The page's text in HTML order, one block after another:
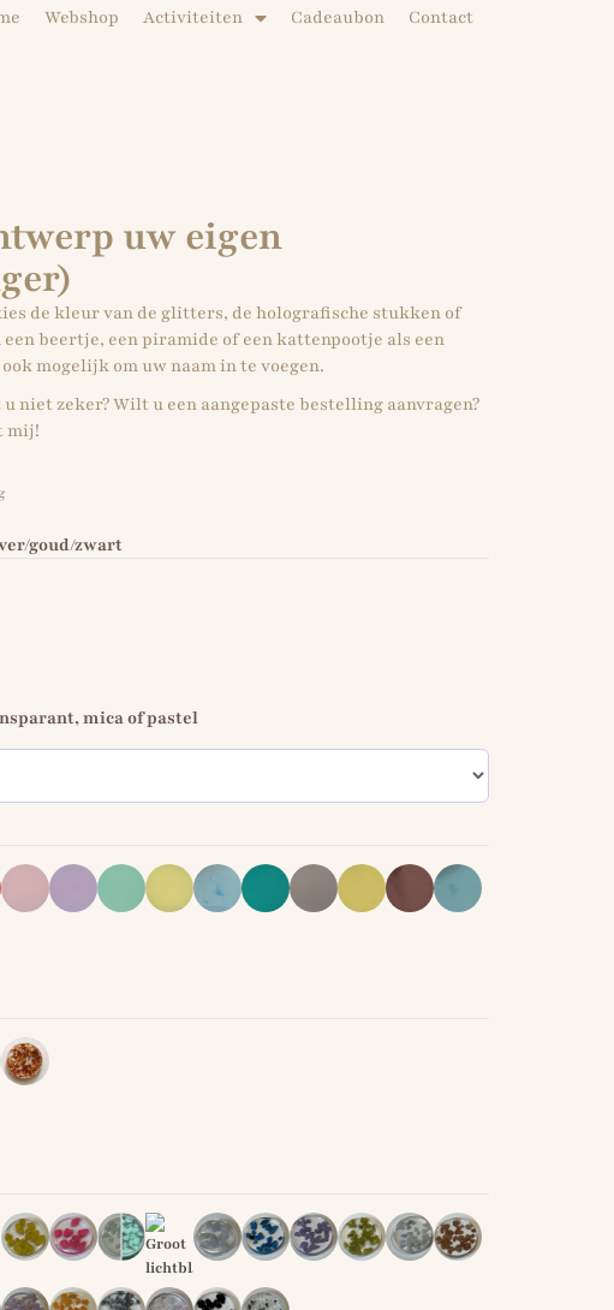
Webshop Activiteiten Cadeaubon Contact
uw eigen
de kleur van de glitters, de holografische stukken of
een beertje, een piramide of een kattenpootje als een
mogelijk om uw naam in te voegen.
u niet zeker? Wilt u een aangepaste bestelling aanvragen?
mij!
goud/zwart
mica of pastel